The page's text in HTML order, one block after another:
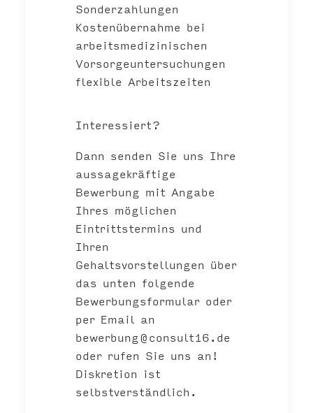
Sonderzahlungen
Kostenübernahme bei
arbeitsmedizinischen
Vorsorgeuntersuchungen
flexible Arbeitszeiten
Interessiert?
Dann senden Sie uns Ihre
aussagekräftige
Bewerbung mit Angabe
Ihres möglichen
Eintrittstermins und
Ihren
Gehaltsvorstellungen über
das unten folgende
Bewerbungsformular oder
per Email an
bewerbung@consult16.de
oder rufen Sie uns an!
Diskretion ist
selbstverständlich.